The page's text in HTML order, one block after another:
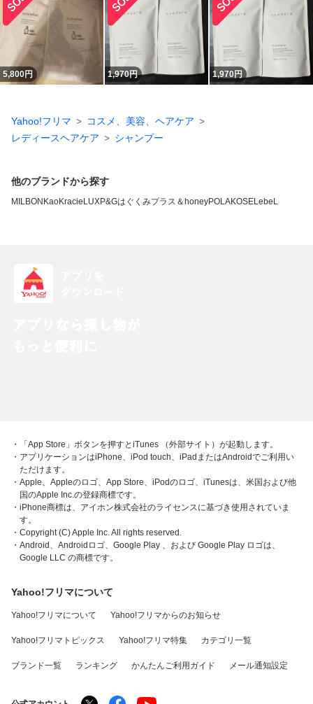
5,800円 1,970円 1,970円
Yahoo!フリマ
コスメ、美容、ヘアケア
レディースヘアケア
シャンプー
他のブランドから探す
MILBON KaoKracie LUXP&Gはぐくみプラス ＆honeyPOLAKOSELebeL
・「App Store」ボタンを押すとiTunes （外部サイト）が起動します。
・アプリケーションはiPhone、iPod touch、iPadまたはAndroidでご利用い
ただけます。
・Apple、Appleのロゴ、App Store、iPodのロゴ、iTunesは、米国および他
国のApple Inc.の登録商標です。
・iPhone商標は、アイホン株式会社のライセンスに基づき使用されていま
す。
・Copyright (C) Apple Inc. All rights reserved.
・Android、Androidロゴ、Google Play 、および Google Play ロゴは、
Google LLC の商標です。
Yahoo!フリマについて
Yahoo!フリマについて Yahoo!フリマからのお知らせ
Yahoo!フリマトピックス Yahoo!フリマ特集 カテゴリ一覧
ブランド一覧 ランキング かんたんご利用ガイド メール通知設定